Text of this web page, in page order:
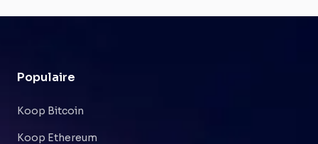
Populaire
Koop Bitcoin
Koop Ethereum